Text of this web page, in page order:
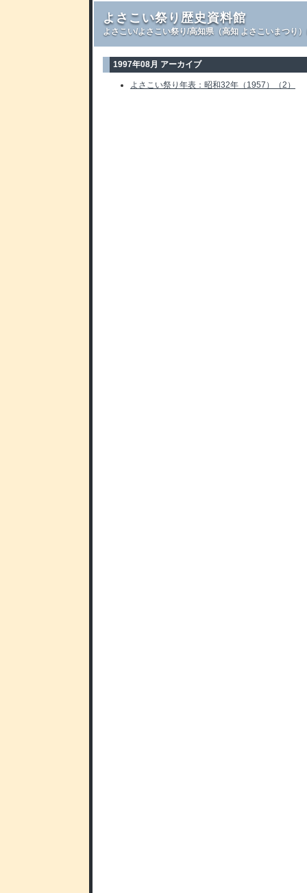
よさこい祭り歴史資料館
よさこい/よさこい祭り/高知県（高知 よさこいまつり
1997年08月 アーカイブ
よさこい祭り年表：昭和32年（1957）（2）